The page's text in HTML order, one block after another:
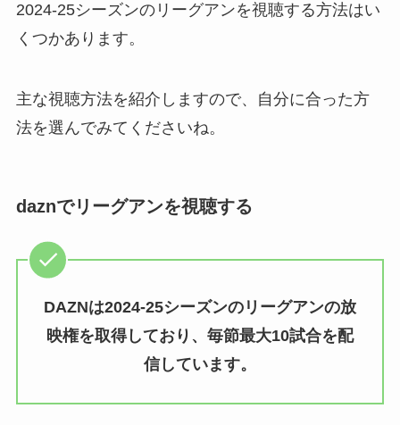
2024-25シーズンのリーグアンを視聴する方法はい
くつかあります。
主な視聴方法を紹介しますので、自分に合った方
法を選んでみてくださいね。
daznでリーグアンを視聴する
DAZNは2024-25シーズンのリーグアンの放
映権を取得しており、毎節最大10試合を配
信しています。